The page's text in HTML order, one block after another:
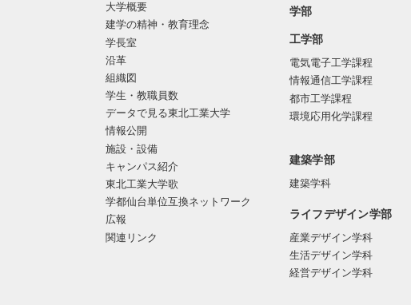
大学概要
建学の精神・教育理念
学長室
沿革
組織図
学生・教職員数
データで見る東北工業大学
情報公開
施設・設備
キャンパス紹介
東北工業大学歌
学都仙台単位互換ネットワーク
広報
関連リンク
学部
工学部
電気電子工学課程
情報通信工学課程
都市工学課程
環境応用化学課程
建築学部
建築学科
ライフデザイン学部
産業デザイン学科
生活デザイン学科
経営デザイン学科